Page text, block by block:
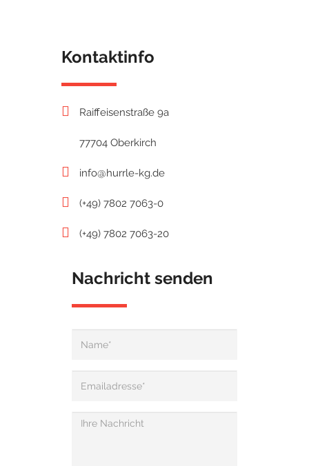
Kontaktinfo
Raiffeisenstraße 9a
77704 Oberkirch
info@hurrle-kg.de
(+49) 7802 7063-0
(+49) 7802 7063-20
Nachricht senden